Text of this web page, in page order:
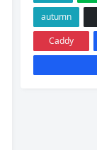
autumn
Caddy